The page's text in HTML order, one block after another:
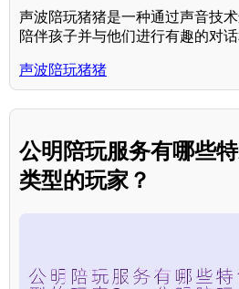
声波陪玩猪猪是一种通过声音技
陪伴孩子并与他们进行有趣的对话
声波陪玩猪猪
公明陪玩服务有哪些
类型的玩家？